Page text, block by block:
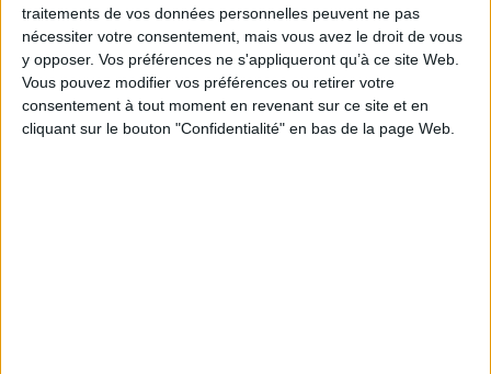
traitements de vos données personnelles peuvent ne pas
nécessiter votre consentement, mais vous avez le droit de vous
y opposer. Vos préférences ne s'appliqueront qu’à ce site Web.
Vous pouvez modifier vos préférences ou retirer votre
consentement à tout moment en revenant sur ce site et en
cliquant sur le bouton "Confidentialité" en bas de la page Web.
https://www.eurex.fr/k4_17506300/